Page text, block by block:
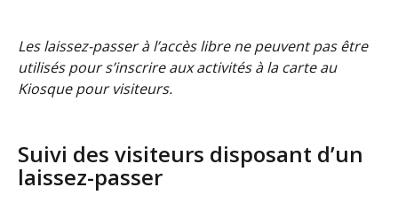
Les laissez-passer à l’accès libre ne peuvent pas être
utilisés pour s’inscrire aux activités à la carte au
Kiosque pour visiteurs.
Suivi des visiteurs disposant d’un
laissez-passer